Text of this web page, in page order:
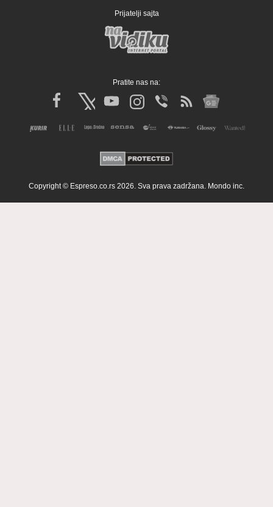
Prijatelji sajta
Pratite nas na:
Copyright © Espreso.co.rs 2026. Sva prava zadržana. Mondo inc.